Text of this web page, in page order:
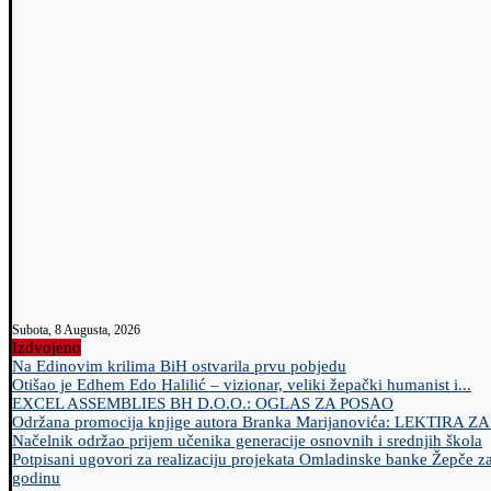
Subota, 8 Augusta, 2026
Izdvojeno
Na Edinovim krilima BiH ostvarila prvu pobjedu
Otišao je Edhem Edo Halilić – vizionar, veliki žepački humanist i...
EXCEL ASSEMBLIES BH D.O.O.: OGLAS ZA POSAO
Održana promocija knjige autora Branka Marijanovića: LEKTIRA
Načelnik održao prijem učenika generacije osnovnih i srednjih škola
Potpisani ugovori za realizaciju projekata Omladinske banke Žepče
godinu